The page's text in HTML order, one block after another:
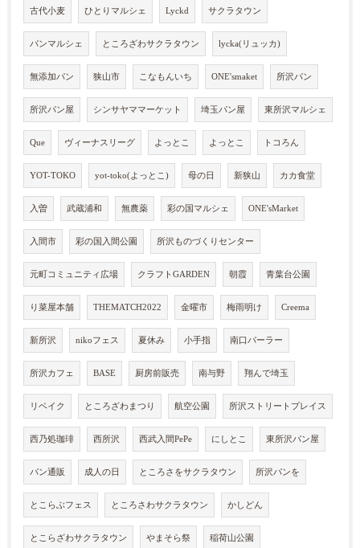
古代小麦 ひとりマルシェ Lyckd サクラタウン
パンマルシェ ところざわサクラタウン lycka(リュッカ)
無添加パン 狭山市 こなもんいち ONE'smaket 所沢パン
所沢パン屋 シンサヤママーケット 埼玉パン屋 東所沢マルシェ
Que ヴィーナスリーグ よっとこ よっとこ トコろん
YOT-TOKO yot-toko(よっとこ) 母の日 新狭山 カカ食堂
入曽 武蔵浦和 無農薬 彩の国マルシェ ONE'sMarket
入間市 彩の国入間公園 所沢ものづくりセンター
元町コミュニティ広場 クラフトGARDEN 朝霞 青葉台公園
り菜屋本舗 THEMATCH2022 金曜市 梅雨明け Creema
新所沢 nikoフェス 夏休み 小手指 南口パーラー
所沢カフェ BASE 厨房前販売 南与野 翔んで埼玉
リベイク ところざわまつり 航空公園 所沢ストリートプレイス
西乃処珈琲 西所沢 西武入間PePe にしとこ 東所沢パン屋
パン通販 成人の日 ところさをサクラタウン 所沢パンを
とこらぶフェス ところさわサクラタウン かしどん
とこらざわサクラタウン やまそら祭 稲荷山公園